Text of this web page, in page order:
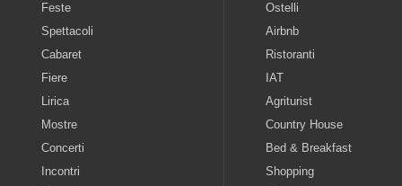
Feste
Spettacoli
Cabaret
Fiere
Lirica
Mostre
Concerti
Incontri
Ostelli
Airbnb
Ristoranti
IAT
Agriturist
Country House
Bed & Breakfast
Shopping